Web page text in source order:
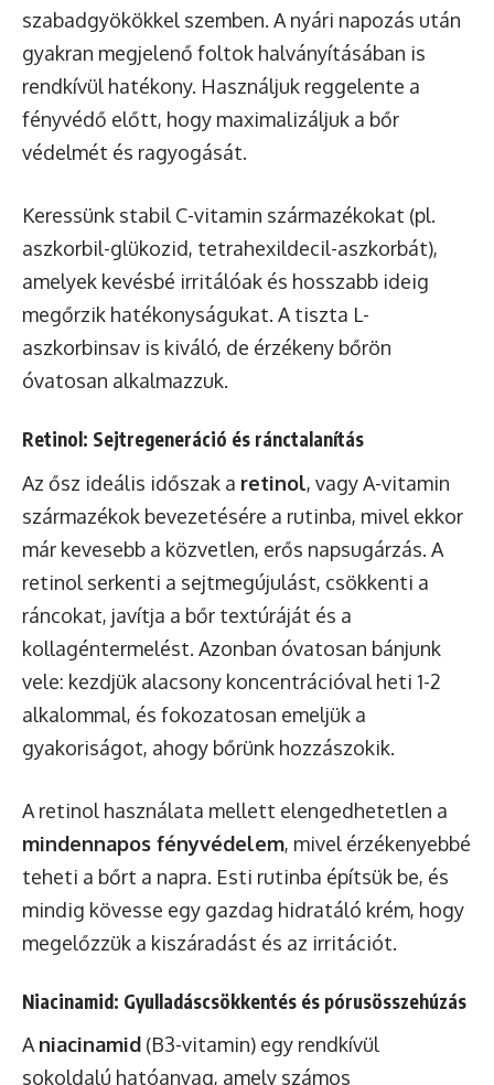
szabadgyökökkel szemben. A nyári napozás után
gyakran megjelenő foltok halványításában is
rendkívül hatékony. Használjuk reggelente a
fényvédő előtt, hogy maximalizáljuk a bőr
védelmét és ragyogását.
Keressünk stabil C-vitamin származékokat (pl.
aszkorbil-glükozid, tetrahexildecil-aszkorbát),
amelyek kevésbé irritálóak és hosszabb ideig
megőrzik hatékonyságukat. A tiszta L-
aszkorbinsav is kiváló, de érzékeny bőrön
óvatosan alkalmazzuk.
Retinol: Sejtregeneráció és ránctalanítás
Az ősz ideális időszak a retinol, vagy A-vitamin
származékok bevezetésére a rutinba, mivel ekkor
már kevesebb a közvetlen, erős napsugárzás. A
retinol serkenti a sejtmegújulást, csökkenti a
ráncokat, javítja a bőr textúráját és a
kollagéntermelést. Azonban óvatosan bánjunk
vele: kezdjük alacsony koncentrációval heti 1-2
alkalommal, és fokozatosan emeljük a
gyakoriságot, ahogy bőrünk hozzászokik.
A retinol használata mellett elengedhetetlen a
mindennapos fényvédelem, mivel érzékenyebbé
teheti a bőrt a napra. Esti rutinba építsük be, és
mindig kövesse egy gazdag hidratáló krém, hogy
megelőzzük a kiszáradást és az irritációt.
Niacinamid: Gyulladáscsökkentés és pórusösszehúzás
A niacinamid (B3-vitamin) egy rendkívül
sokoldalú hatóanyag, amely számos